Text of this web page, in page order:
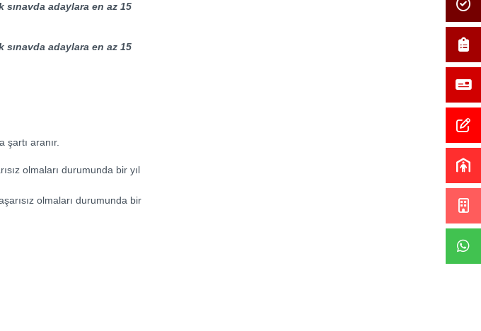
sınavda adaylara en az 15
sınavda adaylara en az 15
şartı aranır.
olmaları durumunda bir yıl
olmaları durumunda bir